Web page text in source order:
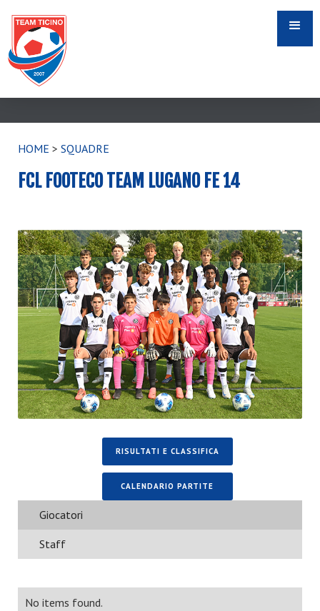
HOME > SQUADRE
FCL FOOTECO TEAM LUGANO FE 14
RISULTATI E CLASSIFICA
CALENDARIO PARTITE
Giocatori
Staff
No items found.